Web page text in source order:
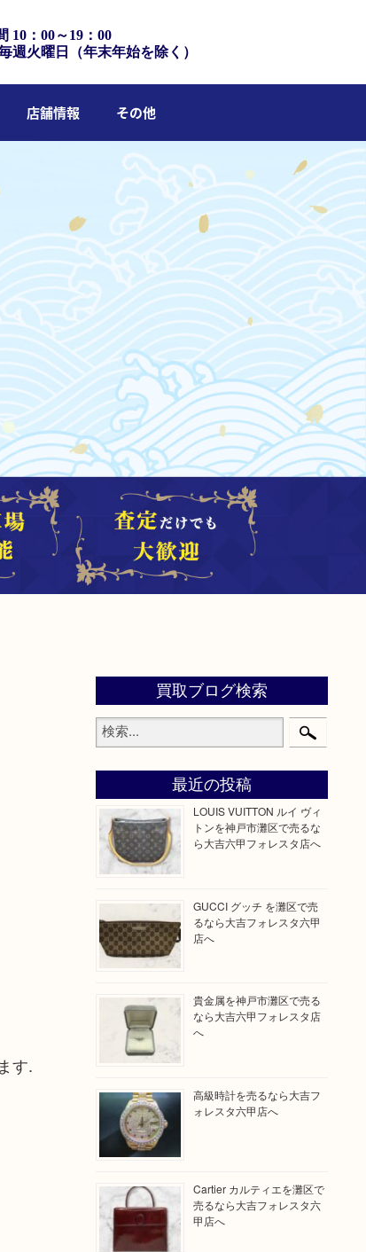
10：00～19：00
週火曜日（年末年始を除く）
店舗情報 その他
す.
買取ブログ検索
最近の投稿
LOUIS VUITTON ルイ ヴィ
トンを神戸市灘区で売るな
ら大吉六甲フォレスタ店へ
GUCCI グッチ を灘区で売
るなら大吉フォレスタ六甲
店へ
貴金属を神戸市灘区で売る
なら大吉六甲フォレスタ店
へ
高級時計を売るなら大吉フ
ォレスタ六甲店へ
Cartier カルティエを灘区で
売るなら大吉フォレスタ六
甲店へ